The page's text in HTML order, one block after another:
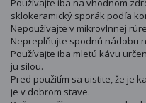
Používajte iba na vhodnom
sklokeramický sporák podľa
Nepoužívajte v mikrovlnnej
Nepreplňujte spodnú nádobu
Používajte iba mletú kávu
ju silou.
Pred použitím sa uistite, že je
je v dobrom stave.